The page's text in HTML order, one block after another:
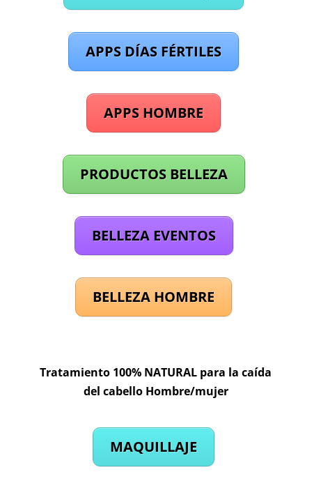
APPS DÍAS FÉRTILES
APPS HOMBRE
PRODUCTOS BELLEZA
BELLEZA EVENTOS
BELLEZA HOMBRE
Tratamiento 100% NATURAL para la caída
del cabello Hombre/mujer
MAQUILLAJE